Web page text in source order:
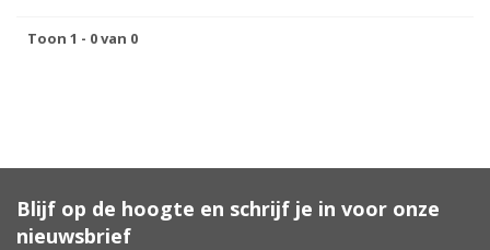
Toon 1 - 0 van 0
Blijf op de hoogte en schrijf je in voor onze
nieuwsbrief